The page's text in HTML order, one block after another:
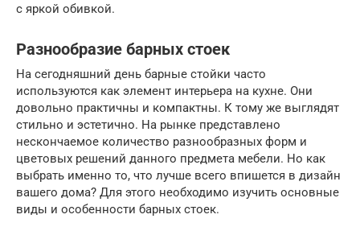
с яркой обивкой.
Разнообразие барных стоек
На сегодняшний день барные стойки часто
используются как элемент интерьера на кухне. Они
довольно практичны и компактны. К тому же выглядят
стильно и эстетично. На рынке представлено
нескончаемое количество разнообразных форм и
цветовых решений данного предмета мебели. Но как
выбрать именно то, что лучше всего впишется в дизайн
вашего дома? Для этого необходимо изучить основные
виды и особенности барных стоек.